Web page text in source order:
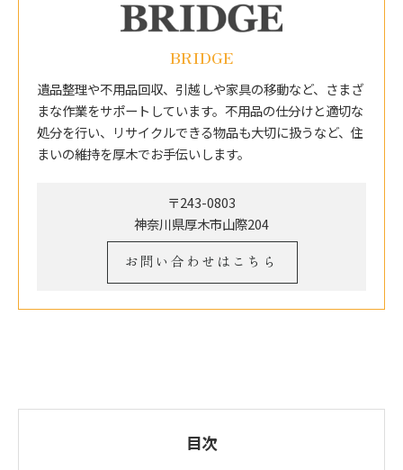
BRIDGE
遺品整理や不用品回収、引越しや家具の移動など、さまざ
まな作業をサポートしています。不用品の仕分けと適切な
処分を行い、リサイクルできる物品も大切に扱うなど、住
まいの維持を厚木でお手伝いします。
〒243-0803
神奈川県厚木市山際204
お問い合わせはこちら
目次